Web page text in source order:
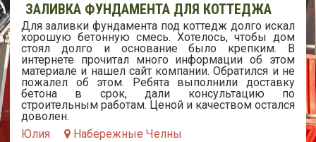
ЗАЛИВКА ФУНДАМЕНТА ДЛЯ КОТТЕДЖА
Для заливки фундамента под коттедж долго искал
хорошую бетонную смесь. Хотелось, чтобы дом
стоял долго и основание было крепким. В
интернете прочитал много информации об этом
материале и нашел сайт компании. Обратился и не
пожалел об этом. Ребята выполнили доставку
бетона в срок, дали консультацию по
строительным работам. Ценой и качеством остался
доволен.
Юлия
Набережные Челны